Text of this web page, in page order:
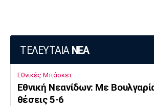
ΤΕΛΕΥΤΑΙΑ ΝΕΑ
Εθνικές Μπάσκετ
Εθνική Νεανίδων: Με
θέσεις 5-6